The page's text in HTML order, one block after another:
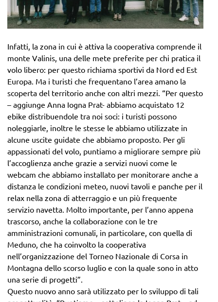
Infatti, la zona in cui è attiva la cooperativa comprende il
monte Valinis, una delle mete preferite per chi pratica il
volo libero: per questo richiama sportivi da Nord ed Est
Europa. Ma i turisti che frequentano l’area amano la
scoperta del territorio anche con altri mezzi. “Per questo
– aggiunge Anna Iogna Prat- abbiamo acquistato 12
ebike distribuendole tra noi soci: i turisti possono
noleggiarle, inoltre le stesse le abbiamo utilizzate in
alcune uscite guidate che abbiamo proposto. Per gli
appassionati del volo, puntiamo a migliorare sempre più
l’accoglienza anche grazie a servizi nuovi come le
webcam che abbiamo installato per monitorare anche a
distanza le condizioni meteo, nuovi tavoli e panche per il
relax nella zona di atterraggio e un più frequente
servizio navetta. Molto importante, per l’anno appena
trascorso, anche la collaborazione con le tre
amministrazioni comunali, in particolare, con quella di
Meduno, che ha coinvolto la cooperativa
nell’organizzazione del Torneo Nazionale di Corsa in
Montagna dello scorso luglio e con la quale sono in atto
una serie di progetti”.
Questo nuovo anno sarà utilizzato per lo sviluppo di tali